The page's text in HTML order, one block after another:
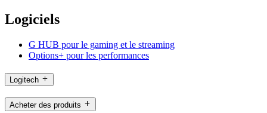
Logiciels
G HUB pour le gaming et le streaming
Options+ pour les performances
Logitech
Acheter des produits